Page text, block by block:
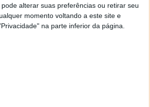
alterar suas preferências ou retirar seu
momento voltando a este site e
na parte inferior da página.